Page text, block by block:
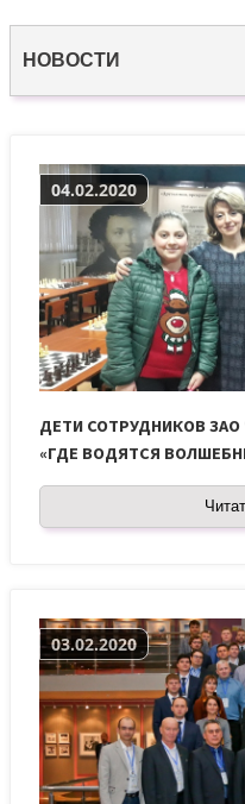
НОВОСТИ
04.02.2020
ДЕТИ СОТРУДНИКОВ
«ГДЕ ВОДЯТСЯ
03.02.2020